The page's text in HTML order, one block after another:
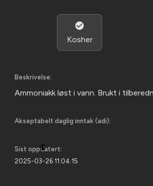
Kosher
Beskrivelse:
Ammoniakk løst i vann. Brukt i
Akseptabelt daglig inntak (adi):
Sist oppdatert:
2025-03-26 11:04:15
🪰